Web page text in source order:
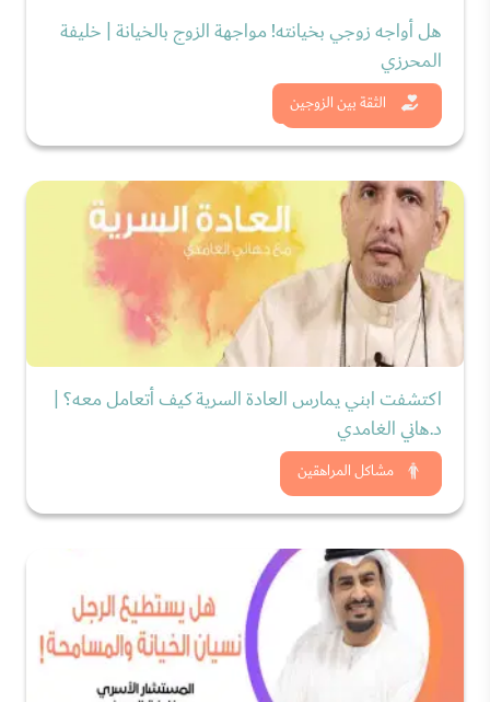
الثقة بين الزوجين
هل أواجه زوجي بخيانته! مواجهة الزوج بالخيانة | خليفة
المحرزي
شاهد الان
مشاكل المراهقين
اكتشفت ابني يمارس العادة السرية كيف أتعامل معه؟ |
د.هاني الغامدي
شاهد الان